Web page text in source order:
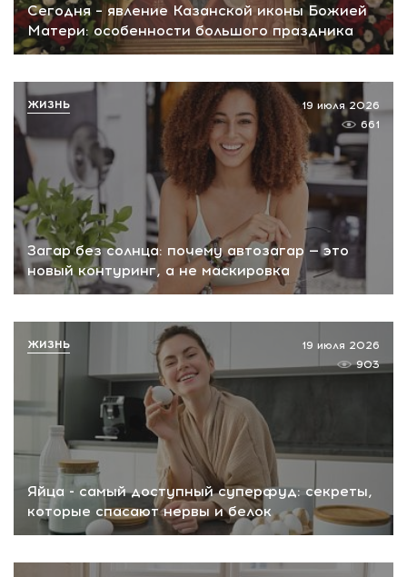
Сегодня – явление Казанской иконы Божией
Матери: особенности большого праздника
Загар без солнца: почему автозагар — это
новый контуринг, а не маскировка
19 июля 2026
661
ЖИЗНЬ
Яйца - самый доступный суперфуд: секреты,
которые спасают нервы и белок
19 июля 2026
903
ЖИЗНЬ